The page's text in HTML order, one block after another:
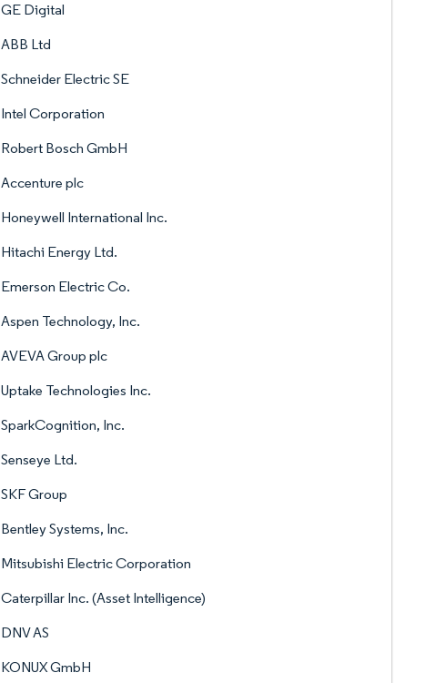
GE Digital
ABB Ltd
Schneider Electric SE
Intel Corporation
Robert Bosch GmbH
Accenture plc
Honeywell International Inc.
Hitachi Energy Ltd.
Emerson Electric Co.
Aspen Technology, Inc.
AVEVA Group plc
Uptake Technologies Inc.
SparkCognition, Inc.
Senseye Ltd.
SKF Group
Bentley Systems, Inc.
Mitsubishi Electric Corporation
Caterpillar Inc. (Asset Intelligence)
DNV AS
KONUX GmbH